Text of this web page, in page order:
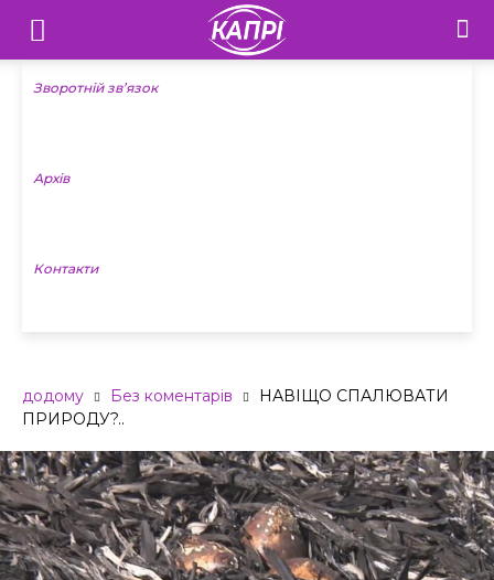
Телебачення
«Капрі»
Новини
Зворотній зв’язок
Архів
Контакти
додому Без коментарів
НАВІЩО СПАЛЮВАТИ
ПРИРОДУ?..